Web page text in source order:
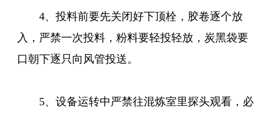
4、投料前要先关闭好下顶栓，胶卷逐个放
入，严禁一次投料，粉料要轻投轻放，炭黑袋要
口朝下逐只向风管投送。
5、设备运转中严禁往混炼室里探头观看，必